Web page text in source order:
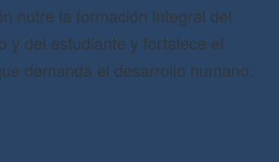
nutre la formación integral del
y del estudiante y fortalece el
demanda el desarrollo humano.